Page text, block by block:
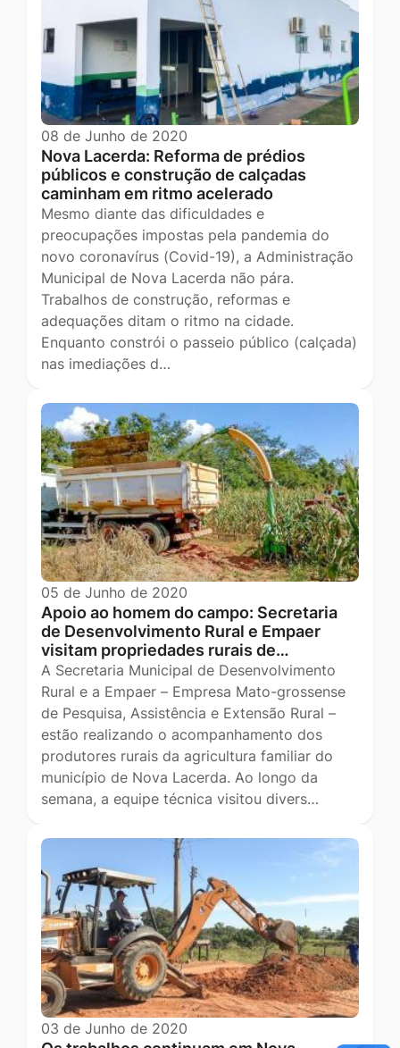
08 de Junho de 2020
Nova Lacerda: Reforma de prédios
públicos e construção de calçadas
caminham em ritmo acelerado
Mesmo diante das dificuldades e
preocupações impostas pela pandemia do
novo coronavírus (Covid-19), a Administração
Municipal de Nova Lacerda não pára.
Trabalhos de construção, reformas e
adequações ditam o ritmo na cidade.
Enquanto constrói o passeio público (calçada)
nas imediações d…
05 de Junho de 2020
Apoio ao homem do campo: Secretaria
de Desenvolvimento Rural e Empaer
visitam propriedades rurais de…
A Secretaria Municipal de Desenvolvimento
Rural e a Empaer – Empresa Mato-grossense
de Pesquisa, Assistência e Extensão Rural –
estão realizando o acompanhamento dos
produtores rurais da agricultura familiar do
município de Nova Lacerda. Ao longo da
semana, a equipe técnica visitou divers…
03 de Junho de 2020